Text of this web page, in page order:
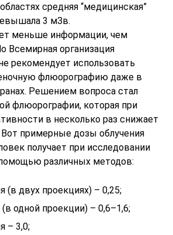
средняя “медицинская”
3 мЗв.
меньше информации, чем
Всемирная организация
рекомендует использовать
флюорографию даже в
Решением вопроса стал
флюорографии, которая при
в несколько раз снижает
Вот примерные дозы облучения
получает при исследовании
различных методов:
(в двух проекциях) – 0,25;
одной проекции) – 0,6–1,6;
– 3,0;